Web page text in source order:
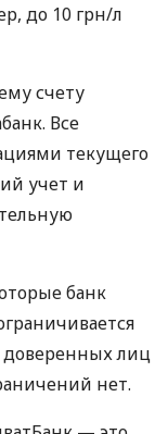
до 10 грн/л
счету
Все
текущего
учет и
банк
лиц
нет.